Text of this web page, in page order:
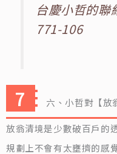
台慶小哲的聯
771-106
六、小哲對【放
放翁清境是少數破百戶的
規劃上不會有太壅擠的感